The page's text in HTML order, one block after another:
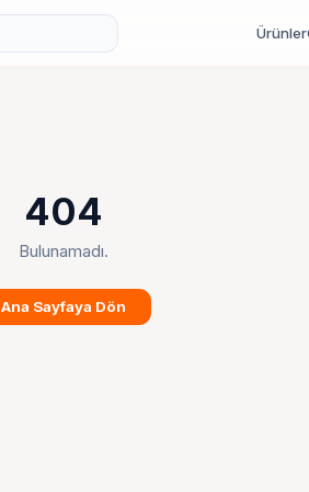
Ürünler
404
Bulunamadı.
Ana Sayfaya Dön